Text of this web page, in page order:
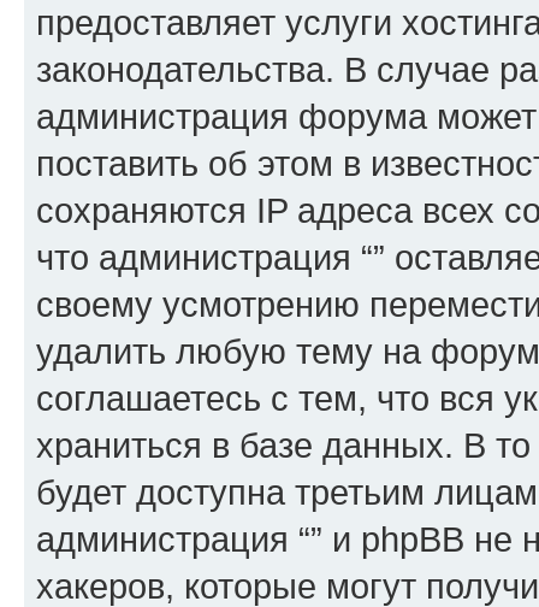
предоставляет услуги
законодательства. В случае
администрация форума
поставить об этом в
сохраняются IP адреса всех
что администрация “”
своему усмотрению
удалить любую тему на
соглашаетесь с тем, что вся
храниться в базе данных. В
будет доступна третьим
администрация “” и phpBB не
хакеров, которые могут